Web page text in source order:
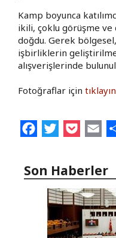
Kamp boyunca
ikili, çoklu görüşme
doğdu. Gerek
işbirliklerin
alışverişlerinde
Fotoğraflar için
FacebookTwitterPocket
Son Haberler